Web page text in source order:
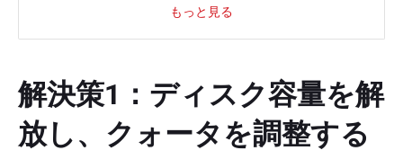
もっと見る
解決策1：ディスク容量を解
放し、クォータを調整する